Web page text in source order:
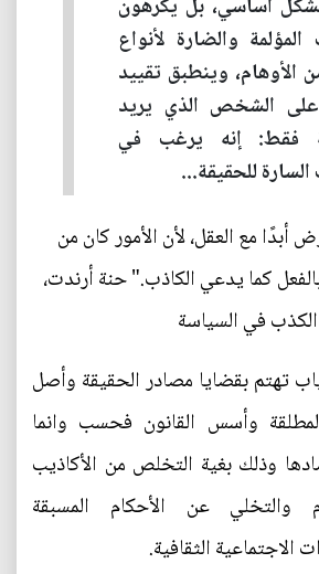
المؤلمة والضارة لأنواع
الأوهام، وينطبق تقييد
الشخص الذي يريد
فقط: إنه يرغب في
السارة للحقيقة...
أبدًا مع العقل، لأن الأمور كان من
كما يدعي الكاذب." حنة أرندت،
الكذب في السياسة
تهتم بقضايا مصادر الحقيقة وأصل
وأسس القانون فحسب وانما
وذلك بغية التخلص من الأكاذيب
والتخلي عن الأحكام المسبقة
الاجتماعية الثقافية.